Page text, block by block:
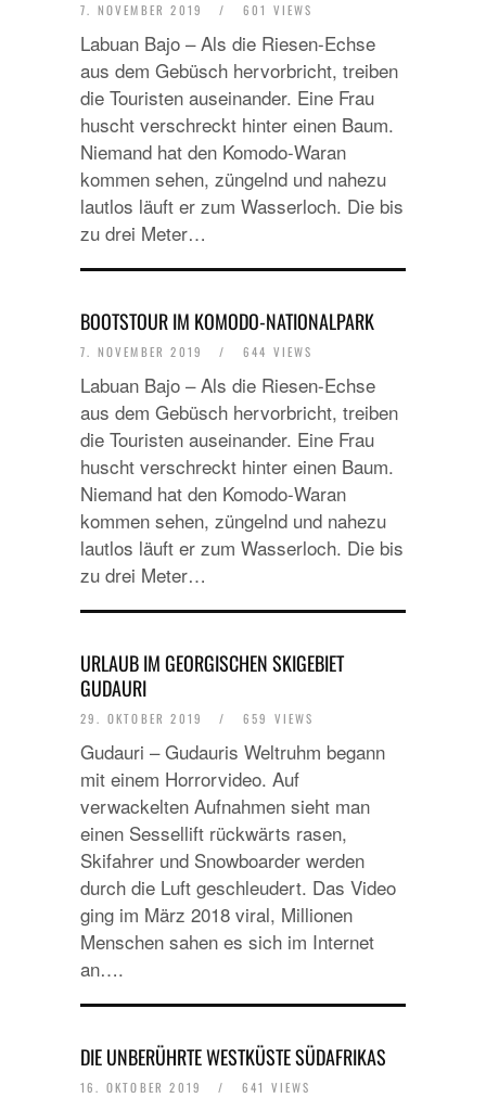
7. NOVEMBER 2019 / 601 VIEWS
Labuan Bajo – Als die Riesen-Echse
aus dem Gebüsch hervorbricht, treiben
die Touristen auseinander. Eine Frau
huscht verschreckt hinter einen Baum.
Niemand hat den Komodo-Waran
kommen sehen, züngelnd und nahezu
lautlos läuft er zum Wasserloch. Die bis
zu drei Meter…
BOOTSTOUR IM KOMODO-NATIONALPARK
7. NOVEMBER 2019 / 644 VIEWS
Labuan Bajo – Als die Riesen-Echse
aus dem Gebüsch hervorbricht, treiben
die Touristen auseinander. Eine Frau
huscht verschreckt hinter einen Baum.
Niemand hat den Komodo-Waran
kommen sehen, züngelnd und nahezu
lautlos läuft er zum Wasserloch. Die bis
zu drei Meter…
URLAUB IM GEORGISCHEN SKIGEBIET
GUDAURI
29. OKTOBER 2019 / 659 VIEWS
Gudauri – Gudauris Weltruhm begann
mit einem Horrorvideo. Auf
verwackelten Aufnahmen sieht man
einen Sessellift rückwärts rasen,
Skifahrer und Snowboarder werden
durch die Luft geschleudert. Das Video
ging im März 2018 viral, Millionen
Menschen sahen es sich im Internet
an….
DIE UNBERÜHRTE WESTKÜSTE SÜDAFRIKAS
16. OKTOBER 2019 / 641 VIEWS